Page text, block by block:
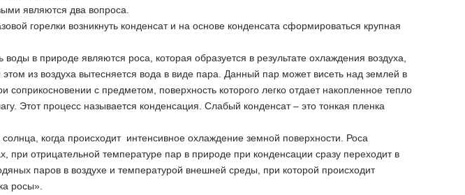
являются два вопроса.
горелки возникнуть конденсат и на основе конденсата сформироваться крупная
в природе являются роса, которая образуется в результате охлаждения воздуха,
из воздуха вытесняется вода в виде пара. Данный пар может висеть над землей в
соприкосновении с предметом, поверхность которого легко отдает накопленное тепло
Этот процесс называется конденсация. Слабый конденсат – это тонкая пленка
когда происходит интенсивное охлаждение земной поверхности. Роса
при отрицательной температуре пар в природе при конденсации сразу переходит в
паров в воздухе и температурой внешней среды, при которой происходит
росы».